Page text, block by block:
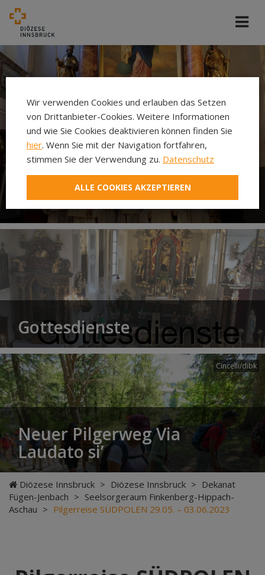
Ministrieren
Gottesdienste
Cincelli/dibk
Neuer Pilgerweg Via
Laudato si’
Diözese Innsbruck > Diözese Innsbruck > Dekanat
Fügen-Jenbach > Seelsorgeraum Finkenberg-Hippach-
Aschau > Pilgerreise SÜDPOLEN 29.05. – 03.06.2023
Wir verwenden Cookies und erlauben das Setzen
von Drittanbieter-Cookies. Weitere Informationen
und wie Sie Cookies deaktivieren können finden Sie
hier. Wenn Sie mit der Navigation fortfahren,
stimmen Sie der Verwendung zu. Datenschutz
ALLE COOKIES AKZEPTIEREN